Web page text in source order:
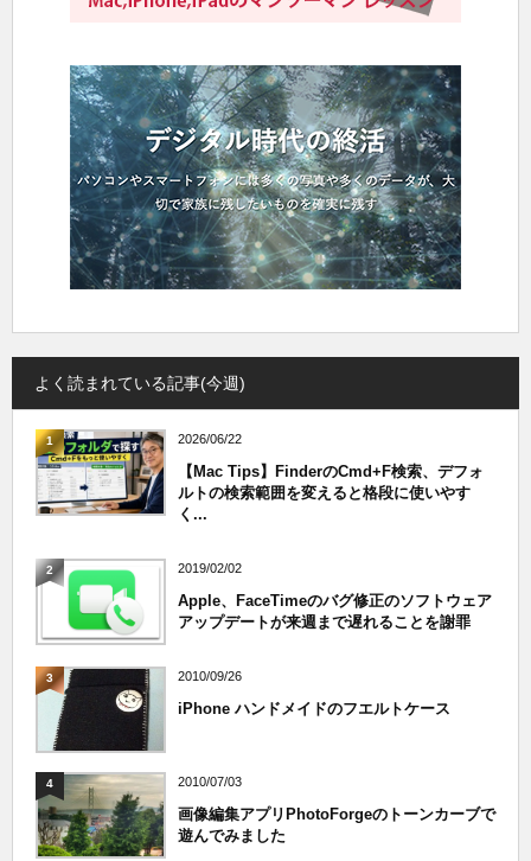
よく読まれている記事(今週)
1 2026/06/22
【Mac Tips】FinderのCmd+F検索、デフォ
ルトの検索範囲を変えると格段に使いやす
く...
2 2019/02/02
Apple、FaceTimeのバグ修正のソフトウェア
アップデートが来週まで遅れることを謝罪
3 2010/09/26
iPhone ハンドメイドのフエルトケース
4 2010/07/03
画像編集アプリPhotoForgeのトーンカーブで
遊んでみました